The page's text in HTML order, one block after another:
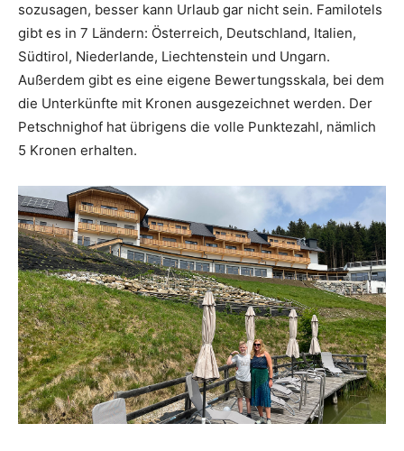
sozusagen, besser kann Urlaub gar nicht sein. Familotels
gibt es in 7 Ländern: Österreich, Deutschland, Italien,
Südtirol, Niederlande, Liechtenstein und Ungarn.
Außerdem gibt es eine eigene Bewertungsskala, bei dem
die Unterkünfte mit Kronen ausgezeichnet werden. Der
Petschnighof hat übrigens die volle Punktezahl, nämlich
5 Kronen erhalten.